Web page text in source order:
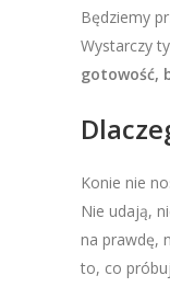
Będziemy
Wystarczy
gotowość,
Konie nie
Nie udają,
na prawdę,
to, co